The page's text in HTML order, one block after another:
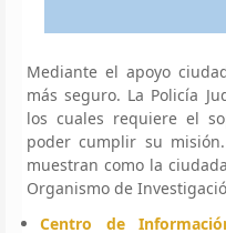
Mediante el apoyo
más seguro. La Policía
los cuales requiere el
poder cumplir su
muestran como la
Organismo de
Centro de